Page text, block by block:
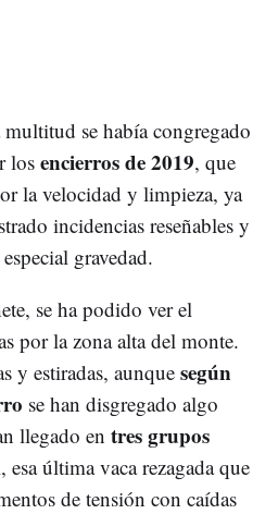
se había congregado
los encierros de 2019, que
la velocidad y limpieza, ya
incidencias reseñables y
gravedad.
se ha podido ver el
por la zona alta del monte.
y estiradas, aunque según
se han disgregado algo
llegado en tres grupos
esa última vaca rezagada que
de tensión con caídas